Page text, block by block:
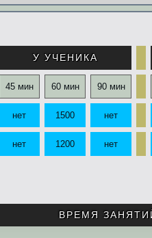
У УЧЕНИКА
45 мин 60 мин 90 мин
нет 1500 нет
нет 1200 нет
ВРЕМЯ